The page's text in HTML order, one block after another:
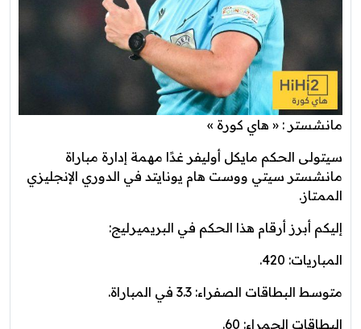
مانشستر : « هاي كورة »
سيتولى الحكم مايكل أوليفر غدًا مهمة إدارة مباراة
مانشستر سيتي ووست هام يونايتد في الدوري الإنجليزي
الممتاز.
إليكم أبرز أرقام هذا الحكم في البريميرليج:
المباريات: 420.
متوسط البطاقات الصفراء: 3.3 في المباراة.
البطاقات الحمراء: 60.